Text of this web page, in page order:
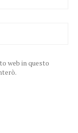
web in questo